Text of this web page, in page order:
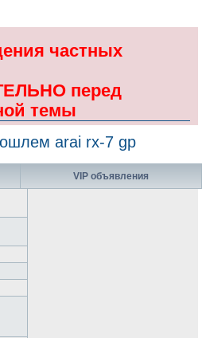
частных
перед
темы
arai rx-7 gp
VIP объявления